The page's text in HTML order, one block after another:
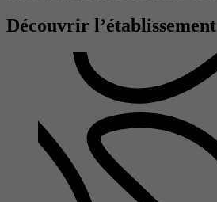
Découvrir l’établissement